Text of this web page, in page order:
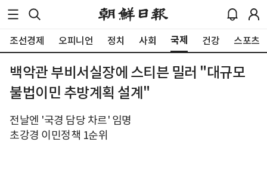
조선경제 오피니언 정치 사회 국제 건강 스포츠
백악관 부비서실장에 스티븐 밀러 "대규모
불법이민 추방계획 설계"
전날엔 '국경 담당 차르' 임명
초강경 이민정책 1순위